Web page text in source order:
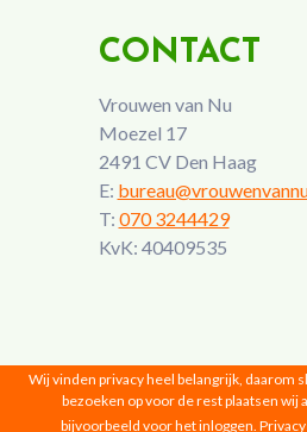
CONTACT
Vrouwen van Nu
Moezel 17
2491 CV Den Haag
E:
T: 070 3244429
KvK: 40409535
Vrouwen van Nu © 2026 |
Wij vinden privacy heel belangrijk, daarom
bezoeken op voor de rest plaatsen
bijvoorbeeld voor het inloggen.